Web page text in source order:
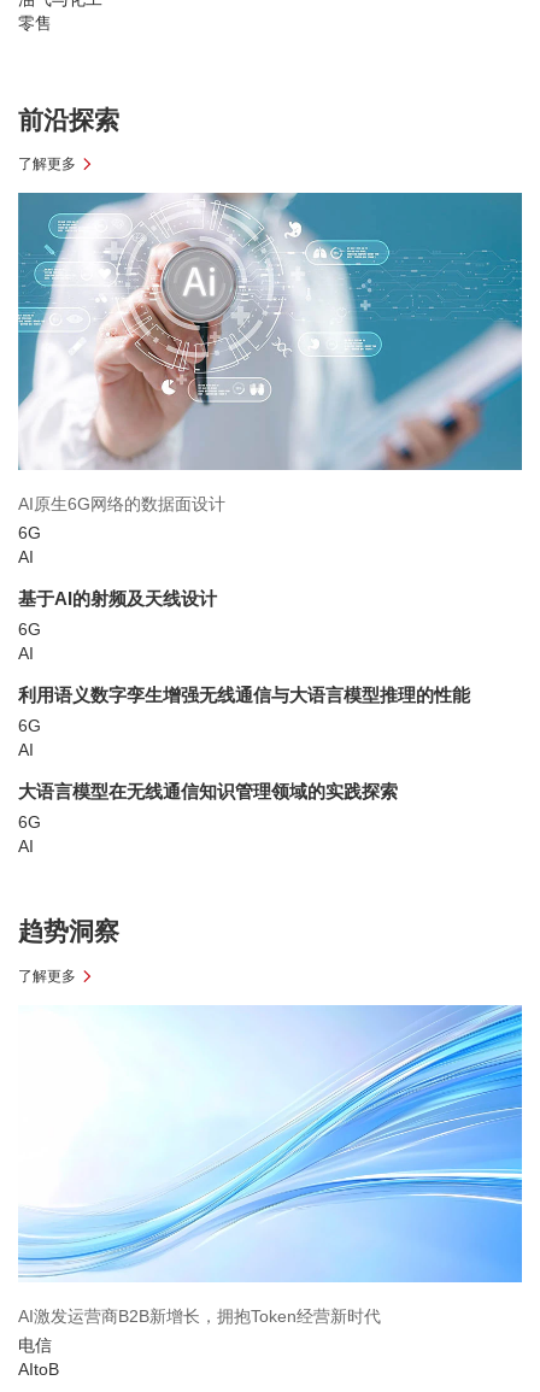
零售
前沿探索
了解更多
AI原生6G网络的数据面设计
6G
AI
基于AI的射频及天线设计
6G
AI
利用语义数字孪生增强无线通信与大语言模型推理的性能
6G
AI
大语言模型在无线通信知识管理领域的实践探索
6G
AI
趋势洞察
了解更多
AI激发运营商B2B新增长，拥抱Token经营新时代
电信
AItoB